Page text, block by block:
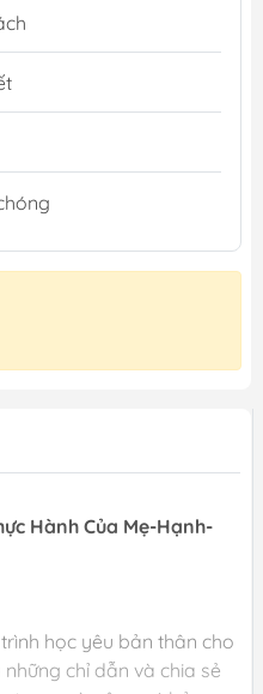
Hành Của Mẹ-Hạnh-
học yêu bản thân cho
chỉ dẫn và chia sẻ